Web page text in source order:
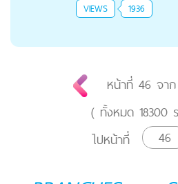
VIEWS 1936
หน้าที่ 46 จาก
( ทั้งหมด 18300
ไปหน้าที่